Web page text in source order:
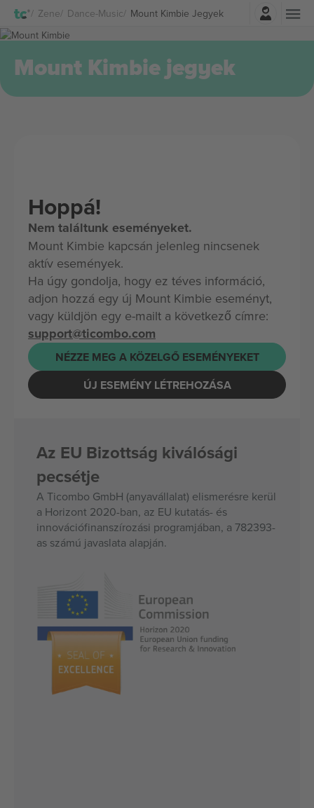
Zene Dance-Music Mount Kimbie Jegyek
Belépés
Mount Kimbie jegyek
Hoppá!
Nem találtunk eseményeket.
Mount Kimbie kapcsán jelenleg nincsenek
aktív események.
Ha úgy gondolja, hogy ez téves információ,
adjon hozzá egy új Mount Kimbie eseményt,
vagy küldjön egy e-mailt a következő címre:
support@ticombo.com
NÉZZE MEG A KÖZELGŐ ESEMÉNYEKET
ÚJ ESEMÉNY LÉTREHOZÁSA
Az EU Bizottság kiválósági
pecsétje
A Ticombo GmbH (anyavállalat) elismerésre kerül
a Horizont 2020-ban, az EU kutatás- és
innovációfinanszírozási programjában, a 782393-
as számú javaslata alapján.